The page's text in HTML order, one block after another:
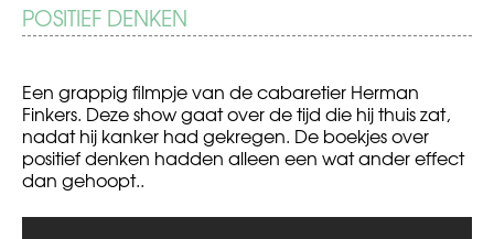
POSITIEF DENKEN
Een grappig filmpje van de cabaretier Herman
Finkers. Deze show gaat over de tijd die hij thuis zat,
nadat hij kanker had gekregen. De boekjes over
positief denken hadden alleen een wat ander effect
dan gehoopt..
BERICHT
NAVIGATIE
Het
solliciteren
NU
De
10
verslavingen